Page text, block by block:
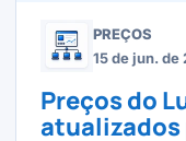
PREÇOS
15 de jun. de
Preços do
atualizados